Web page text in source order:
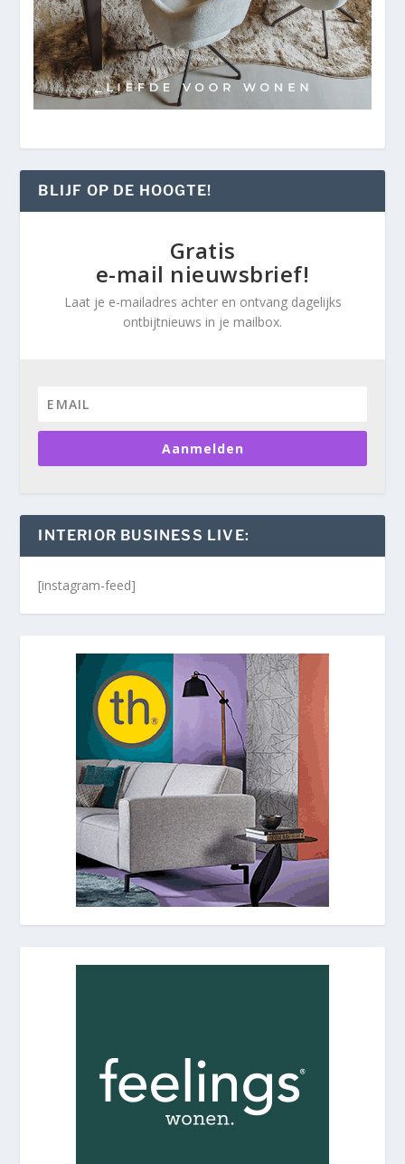
BLIJF OP DE HOOGTE!
Gratis
e-mail nieuwsbrief!
Laat je e-mailadres achter en ontvang dagelijks
ontbijtnieuws in je mailbox.
Aanmelden
INTERIOR BUSINESS LIVE:
[instagram-feed]